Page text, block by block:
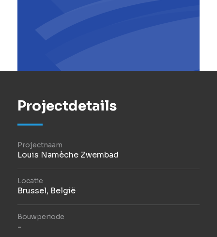
Projectdetails
Projectnaam
Louis Namèche Zwembad
Locatie
Brussel, België
Bouwperiode
-